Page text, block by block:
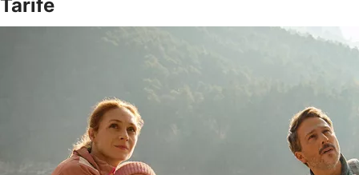
Tarife